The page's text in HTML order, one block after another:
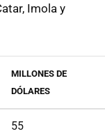
Imola y
MILLONES DE
DÓLARES
55